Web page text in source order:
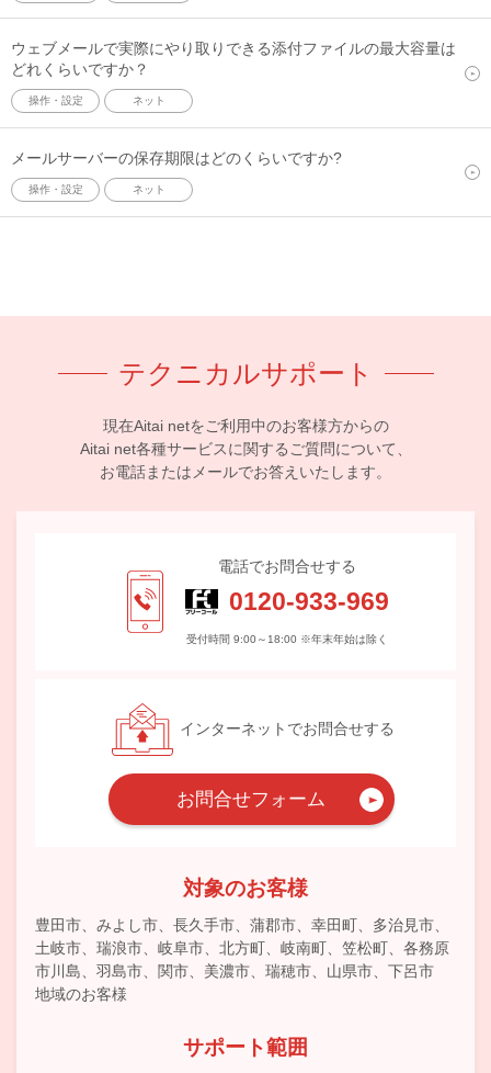
ウェブメールで実際にやり取りできる添付ファイルの最大容量は
どれくらいですか？
操作・設定 ネット
メールサーバーの保存期限はどのくらいですか?
操作・設定 ネット
テクニカルサポート
現在Aitai netをご利用中のお客様方からの
Aitai net各種サービスに関するご質問について、
お電話またはメールでお答えいたします。
電話でお問合せする
0120-933-969
受付時間 9:00～18:00 ※年末年始は除く
インターネットでお問合せする
お問合せフォーム
対象のお客様
豊田市、みよし市、長久手市、蒲郡市、幸田町、多治見市、
土岐市、瑞浪市、岐阜市、北方町、岐南町、笠松町、各務原
市川島、羽島市、関市、美濃市、瑞穂市、山県市、下呂市
地域のお客様
サポート範囲